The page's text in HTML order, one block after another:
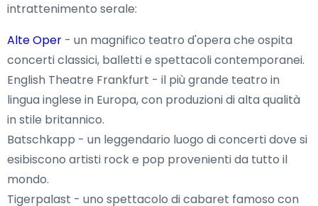
intrattenimento serale:
Alte Oper - un magnifico teatro d'opera che ospita
concerti classici, balletti e spettacoli contemporanei.
English Theatre Frankfurt - il più grande teatro in
lingua inglese in Europa, con produzioni di alta qualità
in stile britannico.
Batschkapp - un leggendario luogo di concerti dove si
esibiscono artisti rock e pop provenienti da tutto il
mondo.
Tigerpalast - uno spettacolo di cabaret famoso con